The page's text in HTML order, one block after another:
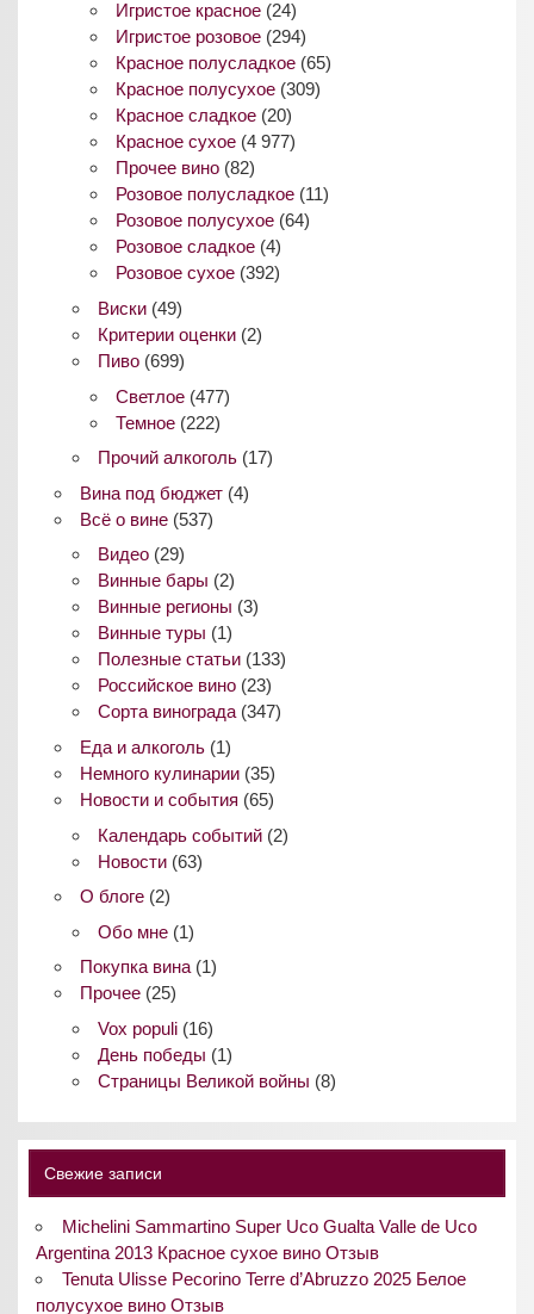
Игристое красное (24)
Игристое розовое (294)
Красное полусладкое (65)
Красное полусухое (309)
Красное сладкое (20)
Красное сухое (4 977)
Прочее вино (82)
Розовое полусладкое (11)
Розовое полусухое (64)
Розовое сладкое (4)
Розовое сухое (392)
Виски(49)
Критерии оценки(2)
Пиво(699)
Светлое (477)
Темное (222)
Прочий алкоголь(17)
Вина под бюджет(4)
Всё о вине(537)
Видео(29)
Винные бары (2)
Винные регионы (3)
Винные туры (1)
Полезные статьи(133)
Российское вино(23)
Сорта винограда(347)
Еда и алкоголь(1)
Немного кулинарии(35)
Новости и события (65)
Календарь событий(2)
Новости(63)
О блоге(2)
Обо мне(1)
Покупка вина(1)
Прочее(25)
Vox populi(16)
День победы (1)
Страницы Великой войны (8)
Свежие записи
Michelini Sammartino Super Uco Gualta Valle de Uco
Argentina 2013 Красное сухое вино Отзыв
Tenuta Ulisse Pecorino Terre d’Abruzzo 2025 Белое
полусухое вино Отзыв